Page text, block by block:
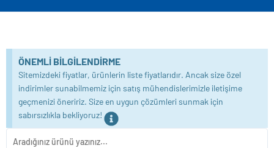
ÖNEMLI BILGILENDIRME
Sitemizdeki fiyatlar, ürünlerin liste fiyatlarıdır. Ancak size özel
indirimler sunabilmemiz için satış mühendislerimizle iletişime
geçmenizi öneririz. Size en uygun çözümleri sunmak için
sabırsızlıkla bekliyoruz!